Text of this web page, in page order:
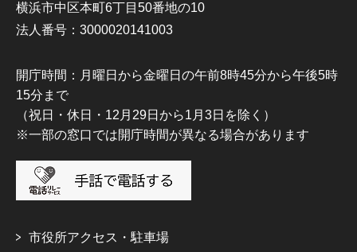
横浜市中区本町6丁目50番地の10
法人番号：3000020141003
開庁時間：月曜日から金曜日の午前8時45分から午後5時
15分まで
（祝日・休日・12月29日から1月3日を除く）
※一部の窓口では開庁時間が異なる場合があります
市役所アクセス・駐車場